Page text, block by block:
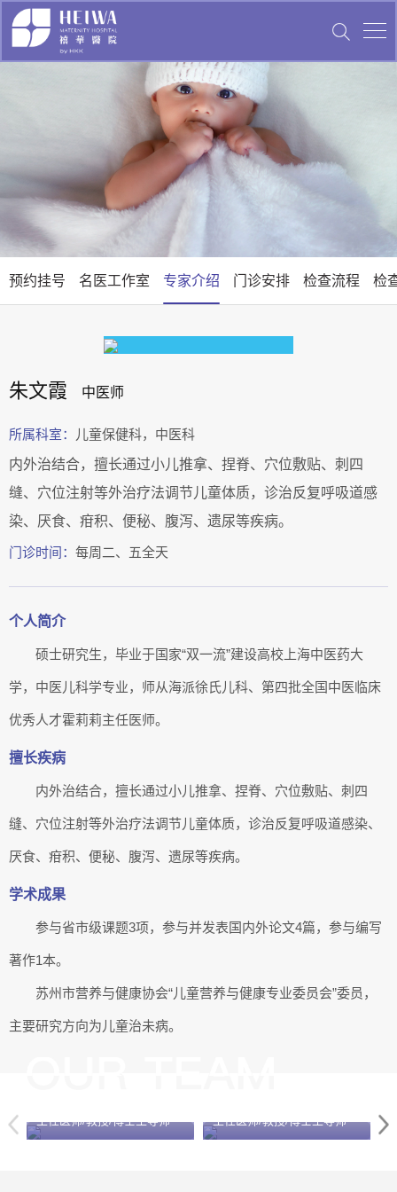
预约挂号 名医工作室 专家介绍 门诊安排 检查流程 检
朱文霞 中医师
所属科室：
儿童保健科，中医科
内外治结合，擅长通过小儿推拿、捏脊、穴位敷贴、刺四
缝、穴位注射等外治疗法调节儿童体质，诊治反复呼吸道感
染、厌食、疳积、便秘、腹泻、遗尿等疾病。
门诊时间： 每周二、五全天
个人简介
硕士研究生，毕业于国家“双一流”建设高校上海中医药大
学，中医儿科学专业，师从海派徐氏儿科、第四批全国中医临床
优秀人才霍莉莉主任医师。
擅长疾病
内外治结合，擅长通过小儿推拿、捏脊、穴位敷贴、刺四
缝、穴位注射等外治疗法调节儿童体质，诊治反复呼吸道感染、
厌食、疳积、便秘、腹泻、遗尿等疾病。
学术成果
参与省市级课题3项，参与并发表国内外论文4篇，参与编写
著作1本。
苏州市营养与健康协会“儿童营养与健康专业委员会”委员，
主要研究方向为儿童治未病。
主任医师/教授/博士生导师 主任医师/教授/博士生导师